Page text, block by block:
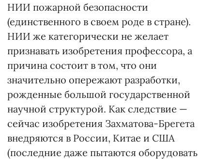
НИИ пожарной безопасности
(единственного в своем роде в стране).
НИИ же категорически не желает
признавать изобретения профессора, а
причина состоит в том, что они
значительно опережают разработки,
рожденные большой государственной
научной структурой. Как следствие —
сейчас изобретения Захматова-Брегета
внедряются в России, Китае и США
(последние даже пытаются оборудовать